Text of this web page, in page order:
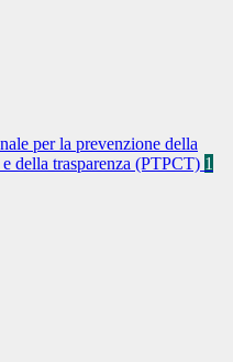
per la prevenzione della
della trasparenza (PTPCT) 1